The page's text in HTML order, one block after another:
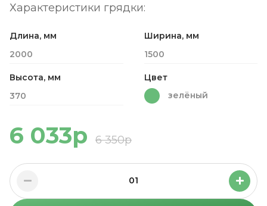
Характеристики грядки:
Длина, мм
2000
Ширина, мм
1500
Высота, мм
370
Цвет
зелёный
6 033р 6 350р
01